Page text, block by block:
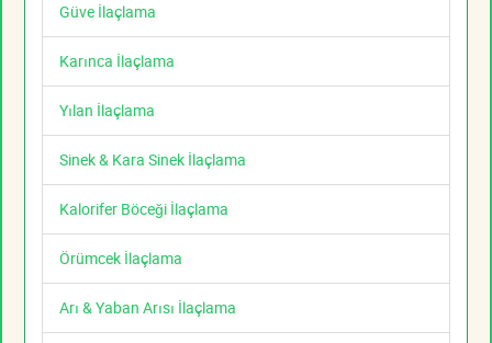
Güve İlaçlama
Karınca İlaçlama
Yılan İlaçlama
Sinek & Kara Sinek İlaçlama
Kalorifer Böceği İlaçlama
Örümcek İlaçlama
Arı & Yaban Arısı İlaçlama